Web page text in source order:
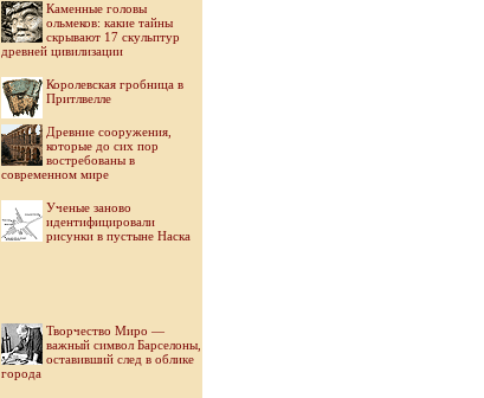
Каменные головы
ольмеков: какие тайны
скрывают 17 скульптур
древней цивилизации
Королевская гробница в
Притлвелле
Древние сооружения,
которые до сих пор
востребованы в
современном мире
Ученые заново
идентифицировали
рисунки в пустыне Наска
Творчество Миро —
важный символ Барселоны,
оставивший след в облике
города